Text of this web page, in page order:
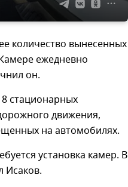
количество вынесенных
ежедневно
он.
стационарных
движения,
на автомобилях.
установка камер. В
Исаков.